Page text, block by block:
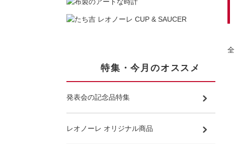
全
特集・今月のオススメ
発表会の記念品特集
レオノーレ オリジナル商品